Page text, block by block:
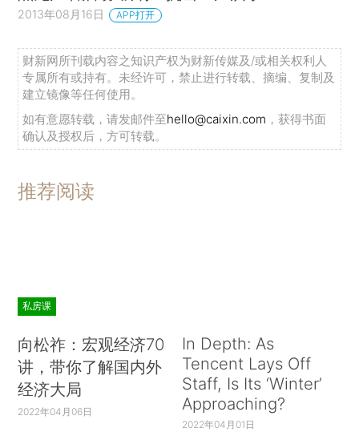
2013年08月16日 APP打开
财新网所刊载内容之知识产权为财新传媒及/或相关权利人
专属所有或持有。未经许可，禁止进行转载、摘编、复制及
建立镜像等任何使用。
如有意愿转载，请发邮件至hello@caixin.com ，获得书面
确认及授权后，方可转载。
推荐阅读
私房课
向松祚：宏观经济70
讲，带你了解国内外
经济大局
2022年04月06日
In Depth: As
Tencent Lays Off
Staff, Is Its ‘Winter’
Approaching?
2022年04月01日